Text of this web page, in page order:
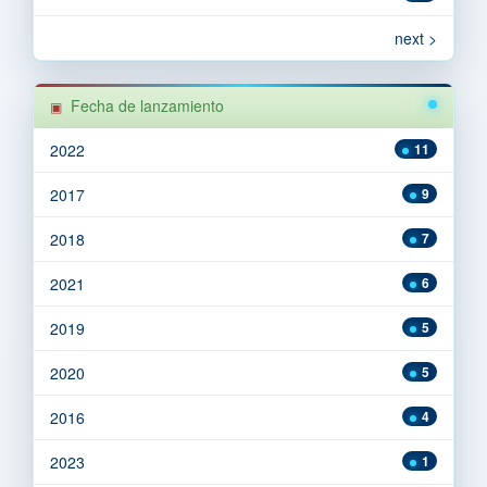
next >
Fecha de lanzamiento
11
2022
9
2017
7
2018
6
2021
5
2019
5
2020
4
2016
1
2023